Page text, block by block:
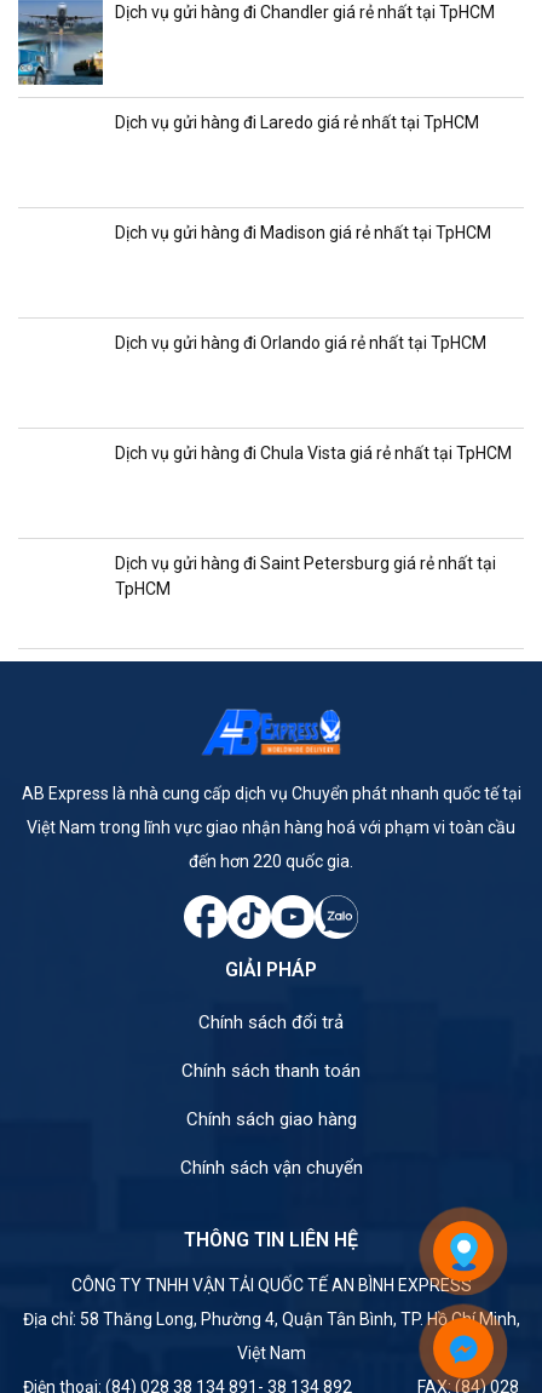
Dịch vụ gửi hàng đi Chandler giá rẻ nhất tại TpHCM
Dịch vụ gửi hàng đi Laredo giá rẻ nhất tại TpHCM
Dịch vụ gửi hàng đi Madison giá rẻ nhất tại TpHCM
Dịch vụ gửi hàng đi Orlando giá rẻ nhất tại TpHCM
Dịch vụ gửi hàng đi Chula Vista giá rẻ nhất tại TpHCM
Dịch vụ gửi hàng đi Saint Petersburg giá rẻ nhất tại
TpHCM
AB Express là nhà cung cấp dịch vụ Chuyển phát nhanh quốc tế tại
Việt Nam trong lĩnh vực giao nhận hàng hoá với phạm vi toàn cầu
đến hơn 220 quốc gia.
GIẢI PHÁP
Chính sách đổi trả
Chính sách thanh toán
Chính sách giao hàng
Chính sách vận chuyển
THÔNG TIN LIÊN HỆ
CÔNG TY TNHH VẬN TẢI QUỐC TẾ AN BÌNH EXPRESS
Địa chỉ: 58 Thăng Long, Phường 4, Quận Tân Bình, TP. Hồ Chí Minh,
Việt Nam
Điện thoại: (84) 028 38 134 891- 38 134 892 FAX: (84) 028